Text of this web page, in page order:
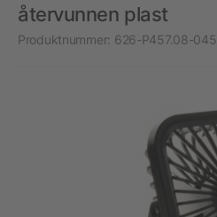
återvunnen plast
Produktnummer: 626-P457.08-045